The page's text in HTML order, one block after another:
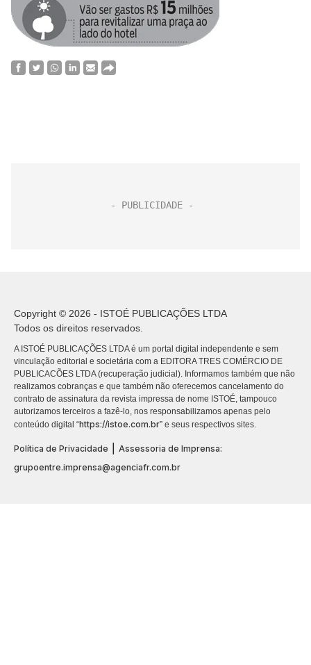
Copyright © 2026 - ISTOÉ PUBLICAÇÕES LTDA
Todos os direitos reservados.
A ISTOÉ PUBLICAÇÕES LTDA é um portal digital independente e sem
vinculação editorial e societária com a EDITORA TRES COMÉRCIO DE
PUBLICACÕES LTDA (recuperação judicial). Informamos também que não
realizamos cobranças e que também não oferecemos cancelamento do
contrato de assinatura da revista impressa de nome ISTOÉ, tampouco
autorizamos terceiros a fazê-lo, nos responsabilizamos apenas pelo
conteúdo digital “https://istoe.com.br” e seus respectivos sites.
Política de Privacidade | Assessoria de Imprensa:
grupoentre.imprensa@agenciafr.com.br